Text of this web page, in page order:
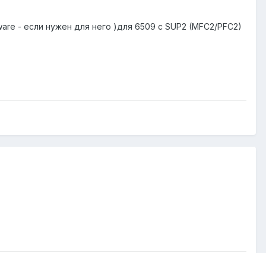
- если нужен для него )для 6509 с SUP2 (MFC2/PFC2)